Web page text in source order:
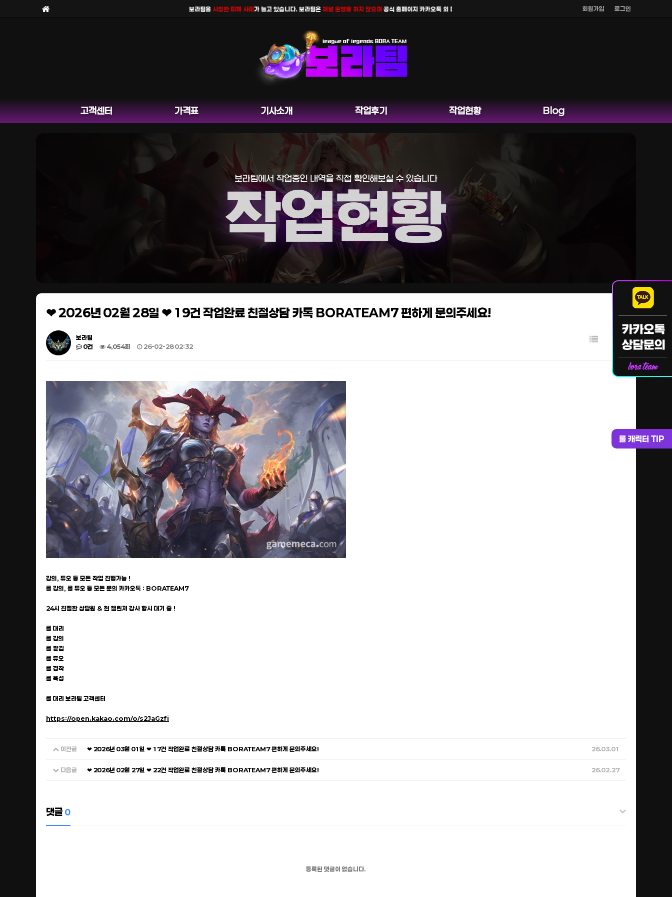
회원가입 로그인
보라팀을사칭한 피해 사례가 늘고 있습니다. 보라팀은채널 운영을 하지 않으며 공식 홈페이지 카카오톡 외 다른 채팅은 운영하지 않습니다.
롤 캐릭터 TIP
고객센터 가격표 기사소개 작업후기 작업현황 Blog
❤ 2026년 02월 28일 ❤ 19건 작업완료 친절상담 카톡 BORATEAM7 편하게 문의주세요!
보라팀
0건
4,054회 26-02-28 02:32
강의, 듀오 등 모든 작업 진행가능 !
롤 강의, 롤 듀오 등 모든 문의 카카오톡 : BORATEAM7
24시 친절한 상담원 & 현 챌린저 강사 항시 대기 중 !
롤 대리
롤 강의
롤 맡김
롤 듀오
롤 경작
롤 육성
롤 대리 보라팀 고객센터
https://open.kakao.com/o/s2JaGzfi
이전글 ❤ 2026년 03월 01일 ❤ 17건 작업완료 친절상담 카톡 BORATEAM7 편하게 문의주세요! 26.03.01
다음글 ❤ 2026년 02월 27일 ❤ 22건 작업완료 친절상담 카톡 BORATEAM7 편하게 문의주세요! 26.02.27
댓글 0
등록된 댓글이 없습니다.